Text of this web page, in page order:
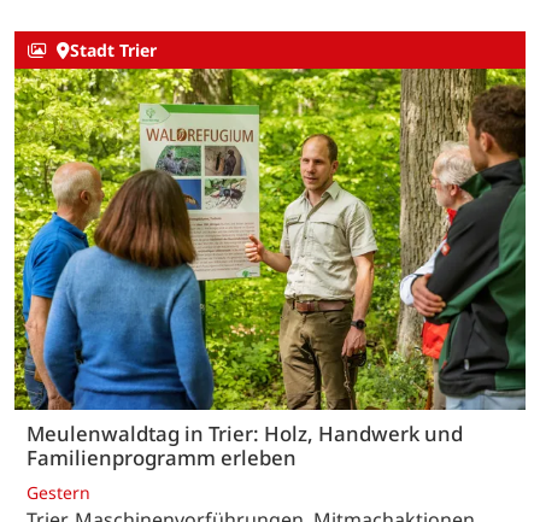
Stadt Trier
Meulenwaldtag in Trier: Holz, Handwerk und
Familienprogramm erleben
Gestern